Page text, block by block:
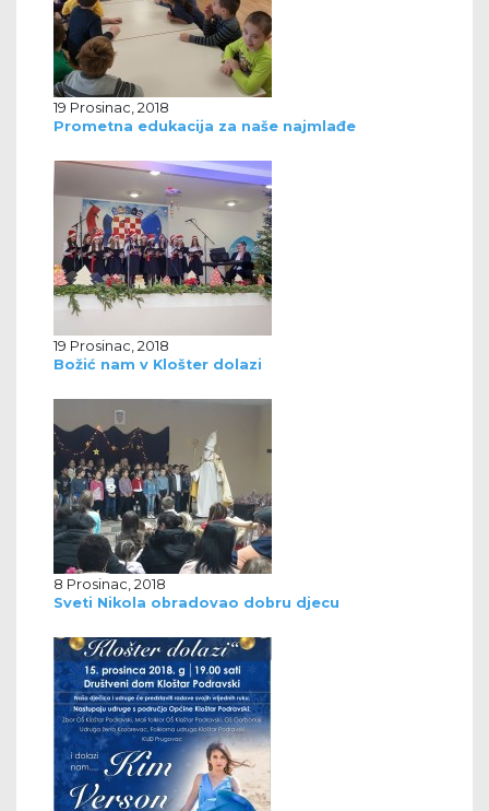
19 Prosinac, 2018
Prometna edukacija za naše najmlađe
19 Prosinac, 2018
Božić nam v Klošter dolazi
8 Prosinac, 2018
Sveti Nikola obradovao dobru djecu